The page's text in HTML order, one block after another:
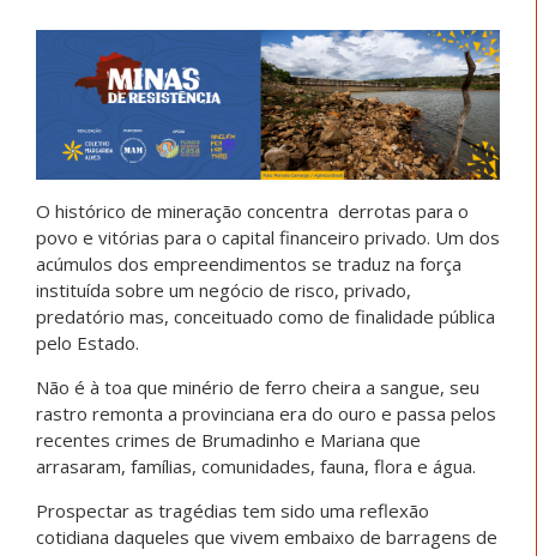
O histórico de mineração concentra derrotas para o
povo e vitórias para o capital financeiro privado. Um dos
acúmulos dos empreendimentos se traduz na força
instituída sobre um negócio de risco, privado,
predatório mas, conceituado como de finalidade pública
pelo Estado.
Não é à toa que minério de ferro cheira a sangue, seu
rastro remonta a provinciana era do ouro e passa pelos
recentes crimes de Brumadinho e Mariana que
arrasaram, famílias, comunidades, fauna, flora e água.
Prospectar as tragédias tem sido uma reflexão
cotidiana daqueles que vivem embaixo de barragens de